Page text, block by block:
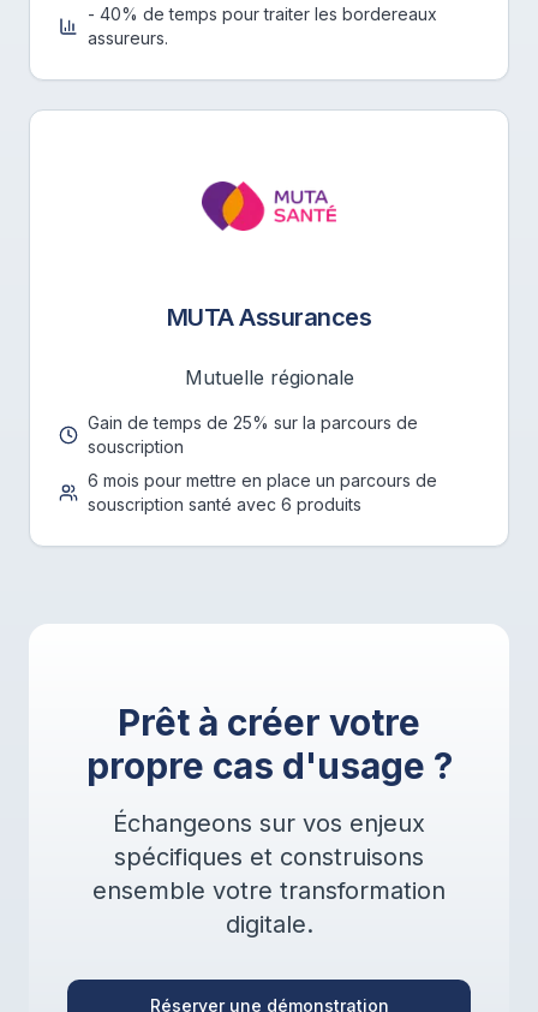
- 40% de temps pour traiter les bordereaux
assureurs.
MUTA Assurances
Mutuelle régionale
Gain de temps de 25% sur la parcours de
souscription
6 mois pour mettre en place un parcours de
souscription santé avec 6 produits
Prêt à créer votre
propre cas d'usage ?
Échangeons sur vos enjeux
spécifiques et construisons
ensemble votre transformation
digitale.
Réserver une démonstration